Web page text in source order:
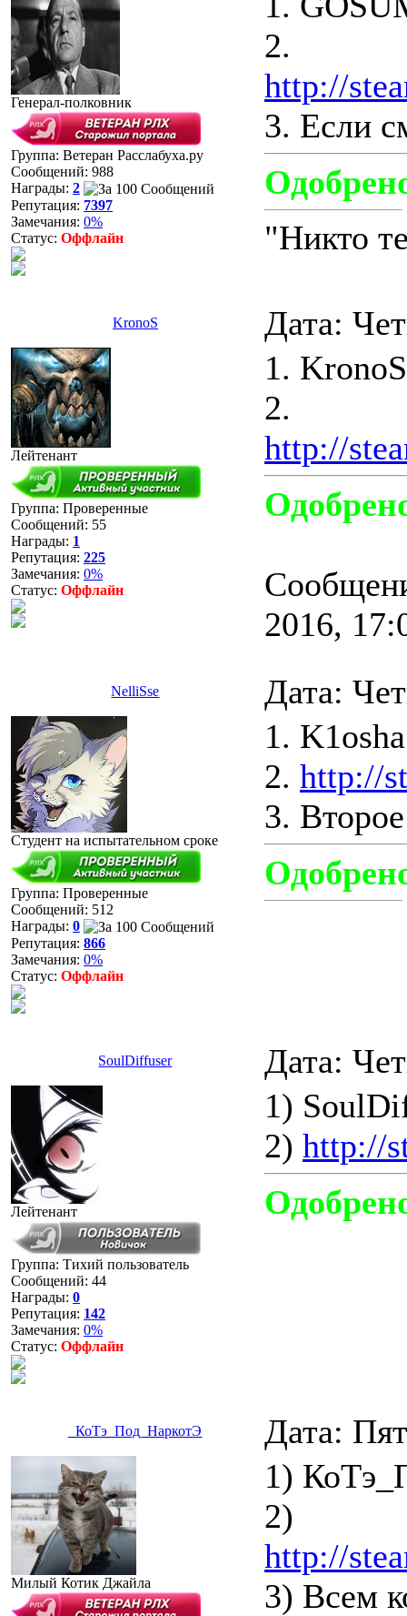
Генерал-полковник
Группа: Ветеран Расслабуха.ру
Сообщений: 988
Награды: 2
Репутация: 7397
Замечания: 0%
Статус: Оффлайн
2.
http://
3. Если
"Никто
KronoS Дата:
Лейтенант
Группа: Проверенные
Сообщений: 55
Награды: 1
Репутация: 225
Замечания: 0%
Статус: Оффлайн
1. KronoS
2.
http://
2016,
NelliSse Дата:
Студент на испытательном сроке
Группа: Проверенные
Сообщений: 512
Награды: 0
Репутация: 866
Замечания: 0%
Статус: Оффлайн
1. K1osha
2. http://
3.
SoulDiffuser Дата:
Лейтенант
Группа: Тихий пользователь
Сообщений: 44
Награды: 0
Репутация: 142
Замечания: 0%
Статус: Оффлайн
1)
2) http://
_КоТэ_Под_НаркотЭ Дата:
Милый Котик Джайла
1)
2)
http://
3) Всем